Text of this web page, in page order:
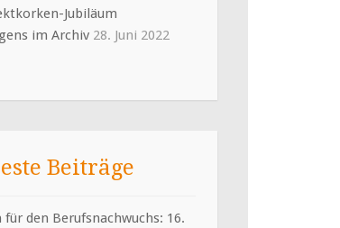
Jubiläum
28. Juni 2022
Beiträge
für den Berufsnachwuchs: 16.